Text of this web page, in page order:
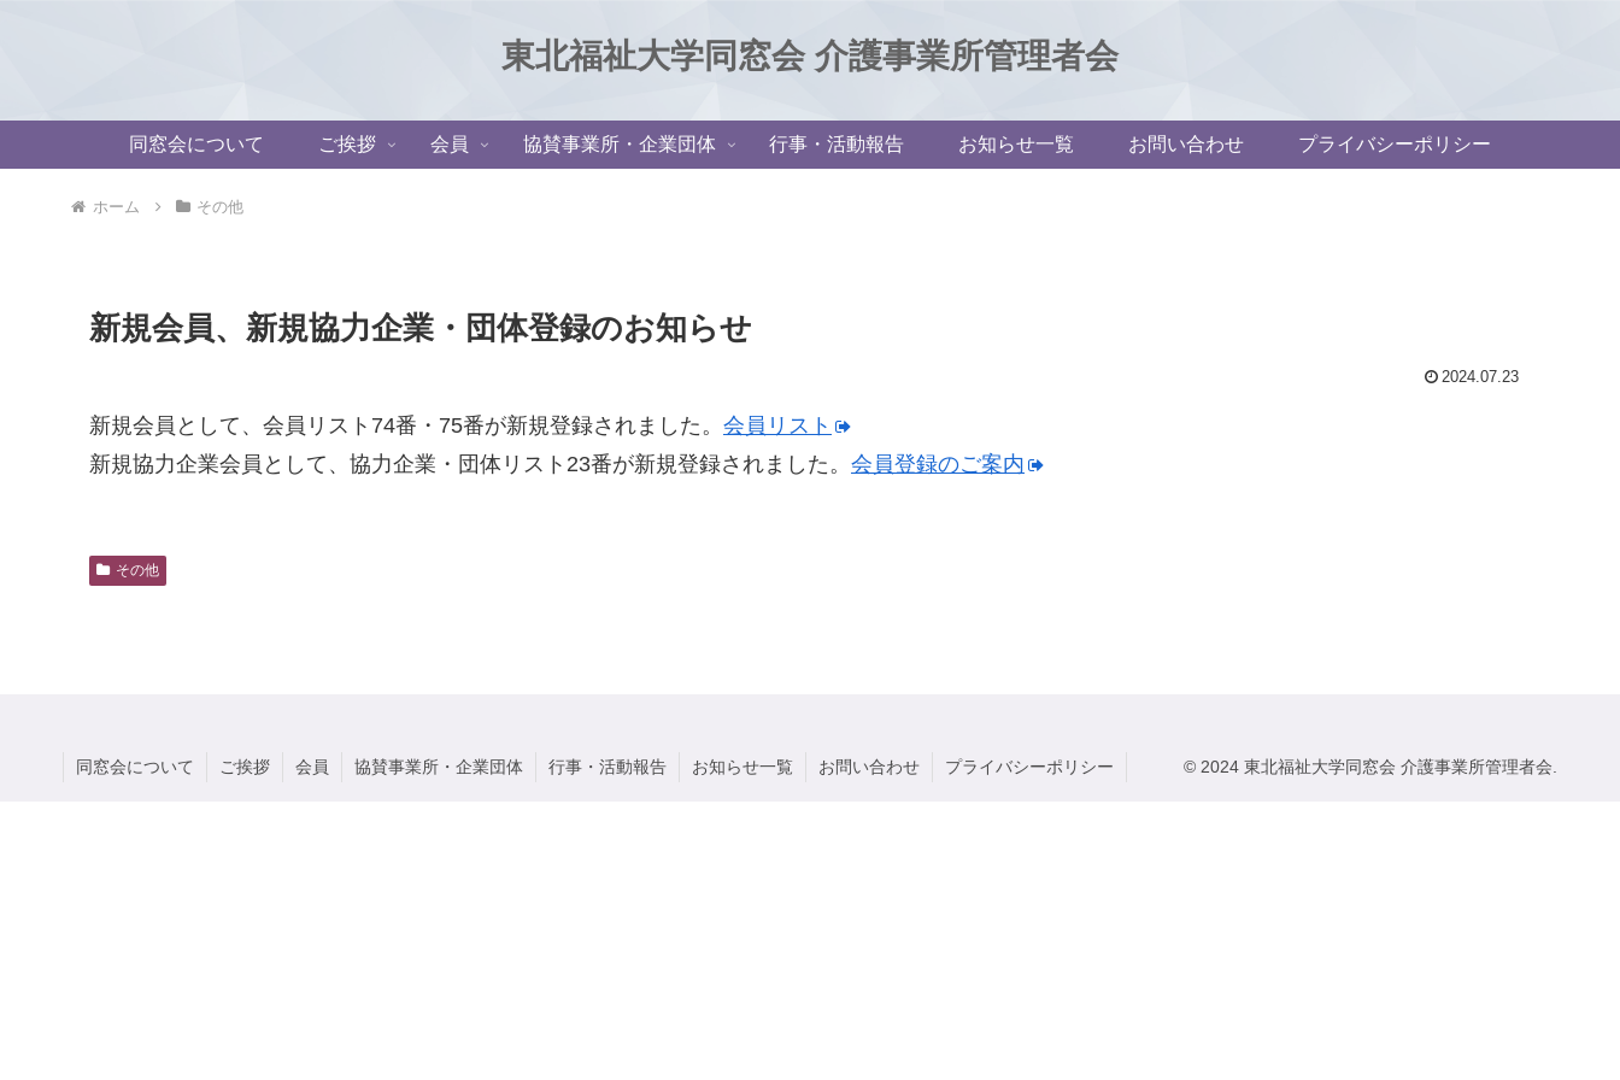
東北福祉大学同窓会 介護事業所管理者会
同窓会について ご挨拶 会員 協賛事業所・企業団体 行事・活動報告 お知らせ一覧 お問い合わせ プライバシーポリシー
ホーム その他
新規会員、新規協力企業・団体登録のお知らせ
2024.07.23
新規会員として、会員リスト74番・75番が新規登録されました。 会員リスト
新規協力企業会員として、協力企業・団体リスト23番が新規登録されました。 会員登録のご案内
その他
同窓会について ご挨拶 会員 協賛事業所・企業団体 行事・活動報告 お知らせ一覧 お問い合わせ プライバシーポリシー © 2024 東北福祉大学同窓会 介護事業所管理者会.